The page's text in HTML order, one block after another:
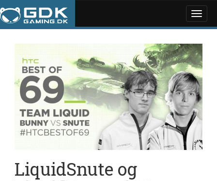
Toggle
LiquidSnute og